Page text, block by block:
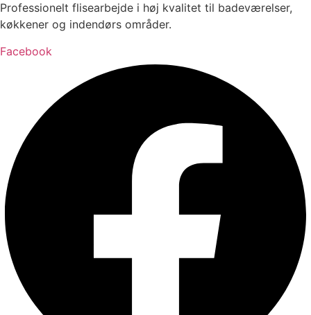
Professionelt flisearbejde i høj kvalitet til badeværelser,
køkkener og indendørs områder.
Facebook